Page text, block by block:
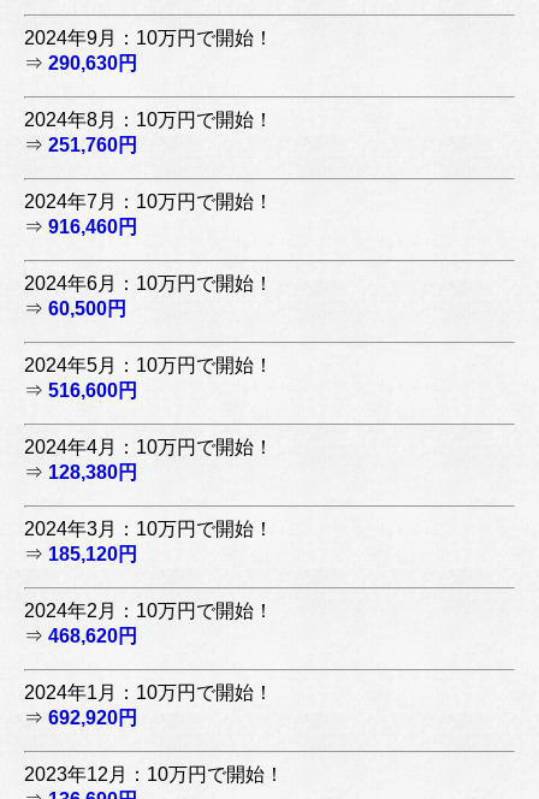
2024年9月：10万円で開始！
⇒ 290,630円
2024年8月：10万円で開始！
⇒ 251,760円
2024年7月：10万円で開始！
⇒ 916,460円
2024年6月：10万円で開始！
⇒ 60,500円
2024年5月：10万円で開始！
⇒ 516,600円
2024年4月：10万円で開始！
⇒ 128,380円
2024年3月：10万円で開始！
⇒ 185,120円
2024年2月：10万円で開始！
⇒ 468,620円
2024年1月：10万円で開始！
⇒ 692,920円
2023年12月：10万円で開始！